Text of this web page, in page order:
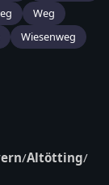
Weg
Wiesenweg
/Altötting/